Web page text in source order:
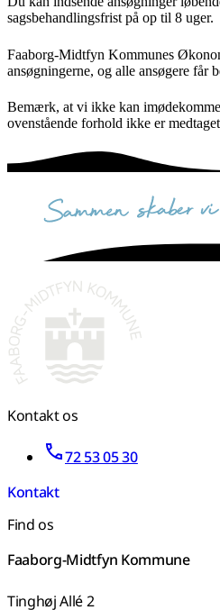
sagsbehandlingsfrist på op til 8 uger.
Faaborg-Midtfyn Kommunes
ansøgningerne, og alle ansøgere får
Bemærk, at vi ikke kan
ovenstående forhold ikke er
sammen skaber vi det bedste
Kontakt os
72 53 05 30
Kontakt
Find os
Faaborg-Midtfyn Kommune
Tinghøj Allé 2